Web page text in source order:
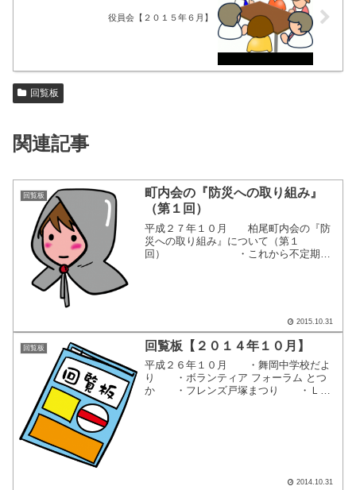
役員会【２０１５年６月】
回覧板
関連記事
回覧板
町内会の『防災への取り組み』
（第１回）
平成２７年１０月 柏尾町内会の『防
災への取り組み』について（第１
回） ・これから不定期
2015.10.31
回覧板 回覧板【２０１４年１０月】
平成２６年１０月 ・舞岡中学校だよ
り ・ボランティア フォーラム とつ
か ・フレンズ戸塚まつり ・ＬＰ
2014.10.31